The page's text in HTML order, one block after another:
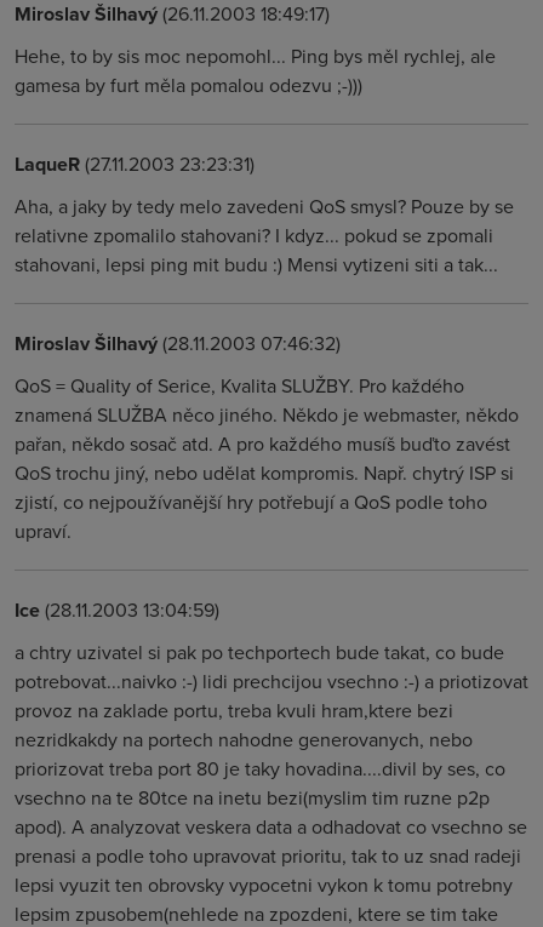
Miroslav Šilhavý(26.11.2003 18:49:17)
Hehe, to by sis moc nepomohl... Ping bys měl rychlej, ale
gamesa by furt měla pomalou odezvu ;-)))
LaqueR(27.11.2003 23:23:31)
Aha, a jaky by tedy melo zavedeni QoS smysl? Pouze by se
relativne zpomalilo stahovani? I kdyz... pokud se zpomali
stahovani, lepsi ping mit budu :) Mensi vytizeni siti a tak...
Miroslav Šilhavý(28.11.2003 07:46:32)
QoS = Quality of Serice, Kvalita SLUŽBY. Pro každého
znamená SLUŽBA něco jiného. Někdo je webmaster, někdo
pařan, někdo sosač atd. A pro každého musíš buďto zavést
QoS trochu jiný, nebo udělat kompromis. Např. chytrý ISP si
zjistí, co nejpoužívanější hry potřebují a QoS podle toho
upraví.
Ice(28.11.2003 13:04:59)
a chtry uzivatel si pak po techportech bude takat, co bude
potrebovat...naivko :-) lidi prechcijou vsechno :-) a priotizovat
provoz na zaklade portu, treba kvuli hram,ktere bezi
nezridkakdy na portech nahodne generovanych, nebo
priorizovat treba port 80 je taky hovadina....divil by ses, co
vsechno na te 80tce na inetu bezi(myslim tim ruzne p2p
apod). A analyzovat veskera data a odhadovat co vsechno se
prenasi a podle toho upravovat prioritu, tak to uz snad radeji
lepsi vyuzit ten obrovsky vypocetni vykon k tomu potrebny
lepsim zpusobem(nehlede na zpozdeni, ktere se tim take